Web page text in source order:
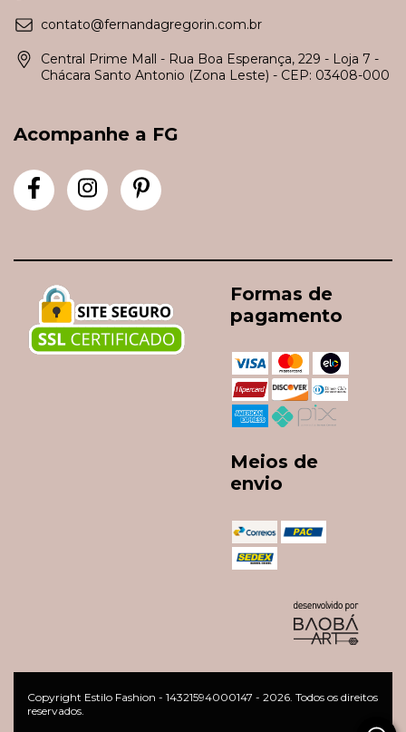
contato@fernandagregorin.com.br
Central Prime Mall - Rua Boa Esperança, 229 - Loja 7 -
Chácara Santo Antonio (Zona Leste) - CEP: 03408-000
Acompanhe a FG
Formas de
pagamento
Meios de
envio
Copyright Estilo Fashion - 14321594000147 - 2026. Todos os direitos
reservados.